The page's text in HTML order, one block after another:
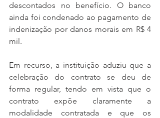
descontados no benefício. O banco
ainda foi condenado ao pagamento de
indenização por danos morais em R$ 4
mil.
Em recurso, a instituição aduziu que a
celebração do contrato se deu de
forma regular, tendo em vista que o
contrato expõe claramente a
modalidade contratada e que os